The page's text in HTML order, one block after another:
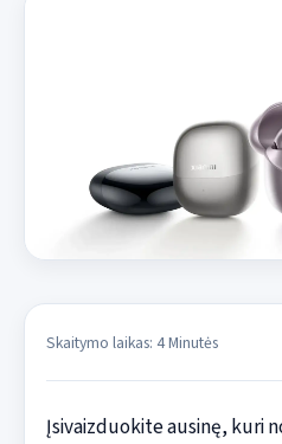
Skaitymo laikas: 4 Minutės
Įsivaizduokite ausinę, kuri